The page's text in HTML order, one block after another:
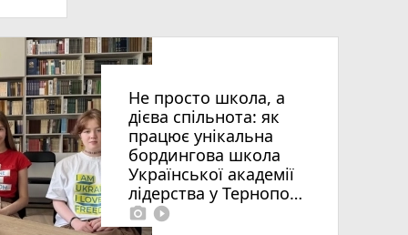
Не просто школа, а
дієва спільнота: як
працює унікальна
бордингова школа
Української академії
лідерства у Тернополі
photo_camera play_circle_filled